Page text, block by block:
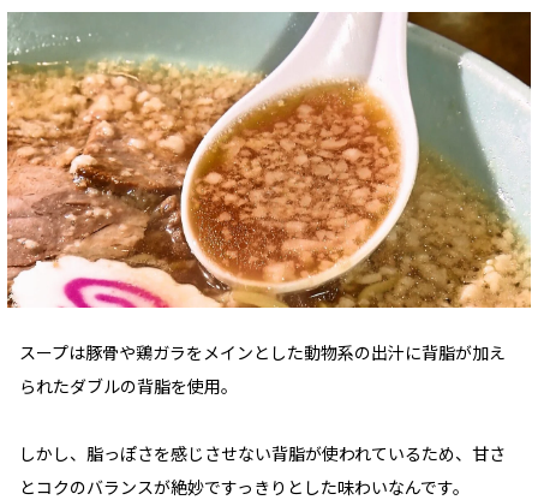
スープは豚骨や鶏ガラをメインとした動物系の出汁に背脂が加え
られたダブルの背脂を使用。
しかし、脂っぽさを感じさせない背脂が使われているため、甘さ
とコクのバランスが絶妙ですっきりとした味わいなんです。